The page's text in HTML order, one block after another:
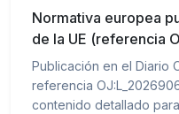
Normativa europea
de la UE (referencia
Publicación en el Diario
referencia
contenido detallado